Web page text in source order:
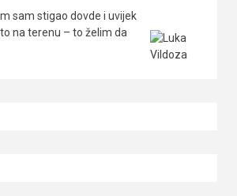
sam stigao dovde i uvijek
na terenu – to želim da